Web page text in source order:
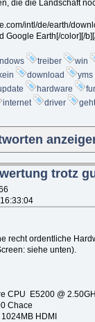
die die Landschaft
intl/de/earth/
Google Earth[/color][/
treiber win
download yms
hardware
internet driver geht
trotz
recht ordentliche
siehe unten).
CPU E5200 @
Chace
HDMI